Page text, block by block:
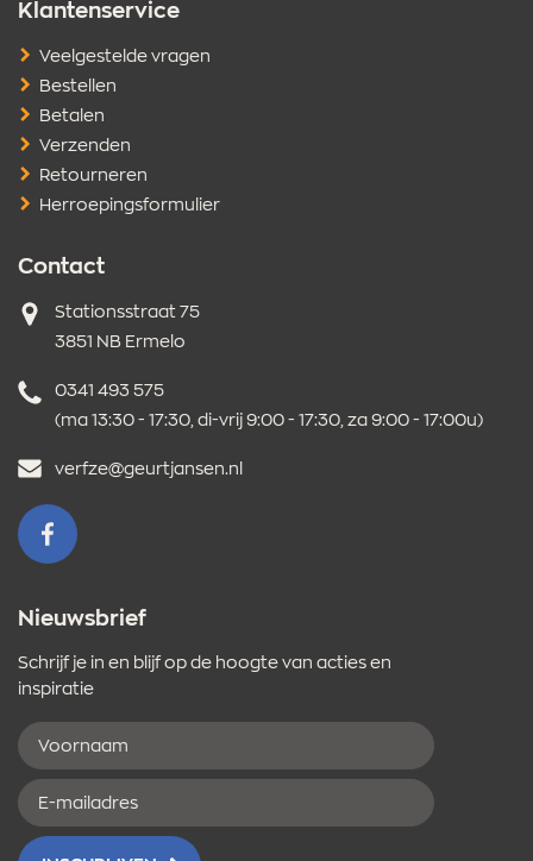
Klantenservice
Veelgestelde vragen
Bestellen
Betalen
Verzenden
Retourneren
Herroepingsformulier
Contact
Adres
Stationsstraat 75
3851 NB Ermelo
Telefoonnummer
0341 493 575
(ma 13:30 - 17:30, di-vrij 9:00 - 17:30, za 9:00 - 17:00u)
E-
verfze@geurtjansen.nl
VOLG ONS OP FACEBOOK
Nieuwsbrief
Schrijf je in en blijf op de hoogte van acties en
inspiratie
Voornaam
E-
mailadres